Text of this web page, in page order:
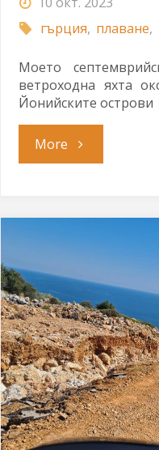
гърция, плаване,
Моето
ветроходна яхта
Йонийските острови
More"Йонийско